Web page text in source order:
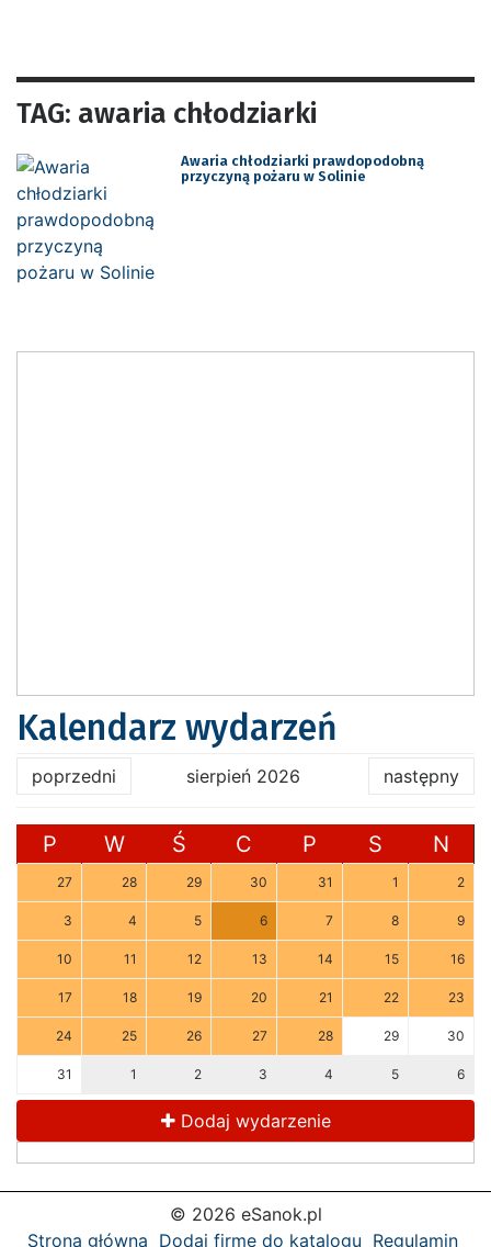
TAG: awaria chłodziarki
Awaria chłodziarki prawdopodobną
przyczyną pożaru w Solinie
Kalendarz wydarzeń
poprzedni sierpień 2026 następny
P W Ś C P S N
27 28 29 30 31 1 2
3 4 5 6 7 8 9
10 11 12 13 14 15 16
17 18 19 20 21 22 23
24 25 26 27 28 29 30
31 1 2 3 4 5 6
Dodaj wydarzenie
© 2026 eSanok.pl
Strona główna Dodaj firmę do katalogu Regulamin